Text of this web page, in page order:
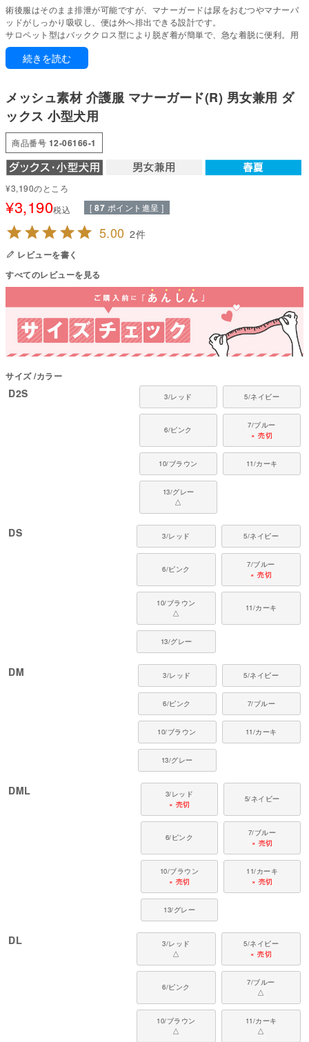
術後服はそのまま排泄が可能ですが、マナーガードは尿をおむつやマナーパ
ッドがしっかり吸収し、便は外へ排出できる設計です。
サロペット型はバッククロス型により脱ぎ着が簡単で、急な着脱に便利。用
途や状況に合わせて使い分けてください。
※本製品はマナーパッドまたはおむつの上から着用する構造です。尿はマナ
ーパッドやおむつで吸収されるため、併用してお使いください。
通気性と耐久性に優れたメッシュ素材を使用しているため、涼しく快適で
また、吸水速乾性にも優れているので、洗濯後もすぐに乾きます。
●本体：ザ・メッシュ(ポリエステル100%)
●部分使い：40スパンテレコ(綿95%・ポリウレタン5%)
●日本製：MADE IN JAPAN
●伸縮性(5段階)：3
●厚さ(5段階)：1
●お洗濯について：手洗い又は、洗濯ネットを使用。アイロンは、当て布を
態で洗濯をしてください
国内の縫製工場と連携して、一つひとつ丁寧に仕上げています。心地よい着
心地をお楽しみください。
カニンヘン・ミニチュアダックス、ダックスフンド、シーズー、チワワ、パ
ピヨン、ポメラニアン、マルチーズ、トイプードル、ミニチュアシュナウザ
ー、ヨークシャーテリアなど
続きを読む
メッシュ素材 介護服 マナーガード(R) 男女兼用 ダ
ックス 小型犬用
商品番号 12-06166-1
¥3,190のところ
¥3,190税込 [ 87 ポイント進呈 ]
5.00 2
レビューを書く
すべてのレビューを見る
サイズ カラー
D2S 3/レッド 5/ネイビー
6/ピンク
7/ブルー
× 売切
10/ブラウン 11/カーキ
13/グレー
△
DS 3/レッド 5/ネイビー
6/ピンク
7/ブルー
× 売切
10/ブラウン
△
11/カーキ
13/グレー
DM 3/レッド 5/ネイビー
6/ピンク 7/ブルー
10/ブラウン 11/カーキ
13/グレー
DML
3/レッド
× 売切
5/ネイビー
6/ピンク
7/ブルー
× 売切
10/ブラウン
× 売切
11/カーキ
× 売切
13/グレー
DL
3/レッド
△
5/ネイビー
× 売切
6/ピンク
7/ブルー
△
10/ブラウン
△
11/カーキ
△